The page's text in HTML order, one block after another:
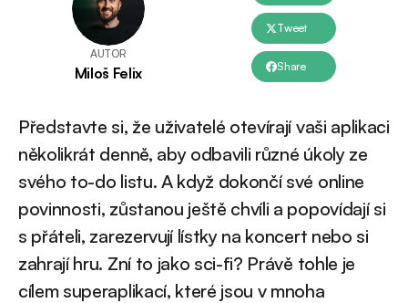
AUTOR
Miloš Felix
Tweet
Share
Představte si, že uživatelé otevírají vaši aplikaci
několikrát denně, aby odbavili různé úkoly ze
svého to-do listu. A když dokončí své online
povinnosti, zůstanou ještě chvíli a popovídají si
s přáteli, zarezervují lístky na koncert nebo si
zahrají hru. Zní to jako sci-fi? Právě tohle je
cílem superaplikací, které jsou v mnoha